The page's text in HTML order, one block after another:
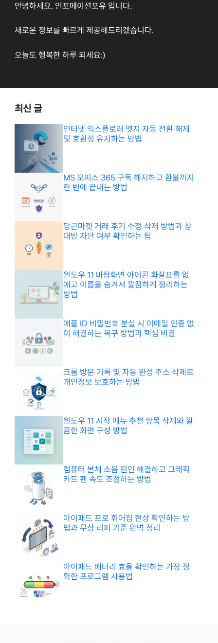
안녕하세요. 인포메이션포유 입니다.
새로운 정보를 빠르게 제공해드리겠습니다.
오늘도 행복한 하루 되세요:)
최신 글
인터넷 익스플로러 엣지 자동 전환 해제
및 호환성 유지하는 방법
MS 오피스 365 구독 해지하고 환불까지
한 번에 끝내는 방법
당근마켓 거래 후기 수정 삭제 방법과 상
대방 차단 여부 확인하는 팁
윈도우 11 바탕화면 아이콘 화살표를 없
애고 이름을 숨겨서 깔끔하게 정리하는
방법
애플 ID 비밀번호 분실 시 이메일 인증 없
이 해결하는 복구 방법과 핵심 비결
크롬 방문 기록 및 자동 완성 주소 삭제로
개인정보 보호하는 방법
윈도우 11 시작 메뉴 추천 항목 삭제와 깔
끔한 화면 구성 방법
컴퓨터 본체 소음 원인 해결하고 그래픽
카드 팬 속도 조절하는 방법
아이패드 프로 휘어짐 현상 확인하는 방
법과 무상 리퍼 기준 완벽 정리
아이패드 배터리 효율 확인하는 가장 정
확한 프로그램 사용법